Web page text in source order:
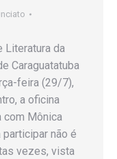
Literatura da
Caraguatatuba
feira (29/7),
a oficina
com Mônica
participar não é
vezes, vista